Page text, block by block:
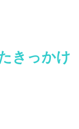
きっかけ